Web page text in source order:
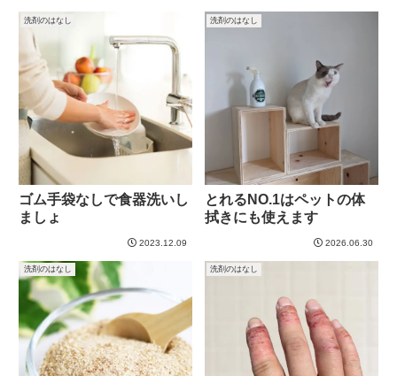
洗剤のはなし
ゴム手袋なしで食器洗いし
ましょ
2023.12.09
洗剤のはなし
とれるNO.1はペットの体
拭きにも使えます
2026.06.30
洗剤のはなし 洗剤のはなし